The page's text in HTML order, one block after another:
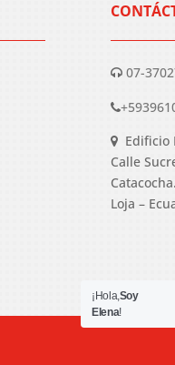
07-
Edificio
Calle
Catacocha.
Loja –
¡Hola,Soy
Elena!